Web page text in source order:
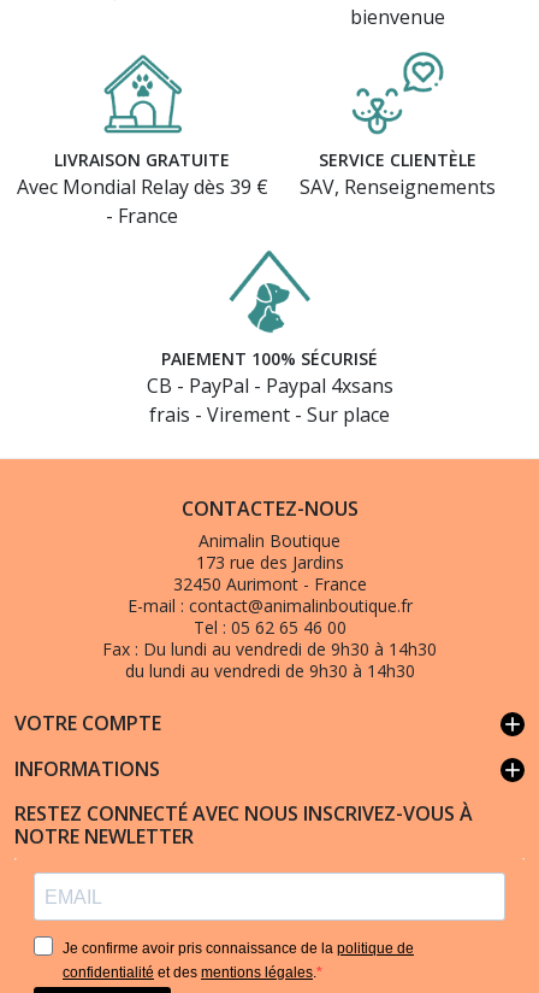
bienvenue
LIVRAISON GRATUITE
Avec Mondial Relay dès 39 €
- France
SERVICE CLIENTÈLE
SAV, Renseignements
PAIEMENT 100% SÉCURISÉ
CB - PayPal - Paypal 4xsans
frais - Virement - Sur place
CONTACTEZ-NOUS
Animalin Boutique
173 rue des Jardins
32450 Aurimont - France
E-mail : contact@animalinboutique.fr
Tel : 05 62 65 46 00
Fax : Du lundi au vendredi de 9h30 à 14h30
du lundi au vendredi de 9h30 à 14h30
VOTRE COMPTE add
INFORMATIONS add
RESTEZ CONNECTÉ AVEC NOUS INSCRIVEZ-VOUS À
NOTRE NEWLETTER
Je confirme avoir pris connaissance de la politique de
confidentialité et des mentions légales.